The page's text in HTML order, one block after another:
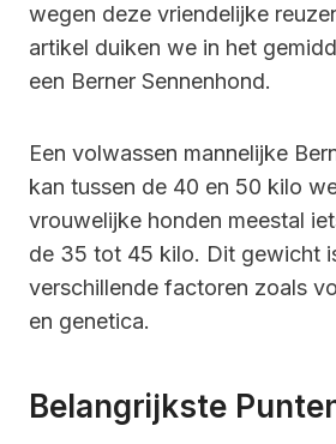
wegen deze vriendelijke
artikel duiken we in het
een Berner Sennenhond.
Een volwassen mannelijke
kan tussen de 40 en 50 kilo
vrouwelijke honden meestal
de 35 tot 45 kilo. Dit gewicht
verschillende factoren zoals
en genetica.
Belangrijkste